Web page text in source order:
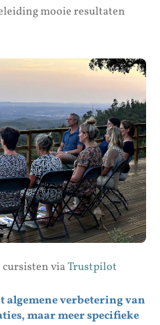
mooie resultaten
viaTrustpilot
algemene verbetering van
maar meer specifieke